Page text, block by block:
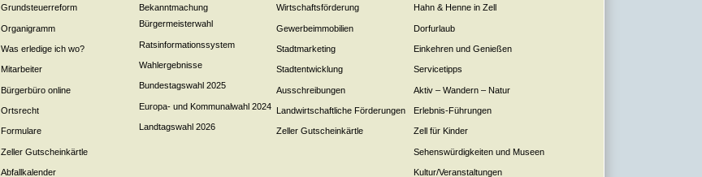
Grundsteuerreform
Organigramm
Was erledige ich wo?
Mitarbeiter
Bürgerbüro online
Ortsrecht
Formulare
Zeller Gutscheinkärtle
Abfallkalender
Bekanntmachung
Bürgermeisterwahl
Ratsinformationssystem
Wahlergebnisse
Bundestagswahl 2025
Europa- und Kommunalwahl 2024
Landtagswahl 2026
Wirtschaftsförderung
Gewerbeimmobilien
Stadtmarketing
Stadtentwicklung
Ausschreibungen
Landwirtschaftliche Förderungen
Zeller Gutscheinkärtle
Hahn & Henne in Zell
Dorfurlaub
Einkehren und Genießen
Servicetipps
Aktiv – Wandern – Natur
Erlebnis-Führungen
Zell für Kinder
Sehenswürdigkeiten und Museen
Kultur/Veranstaltungen